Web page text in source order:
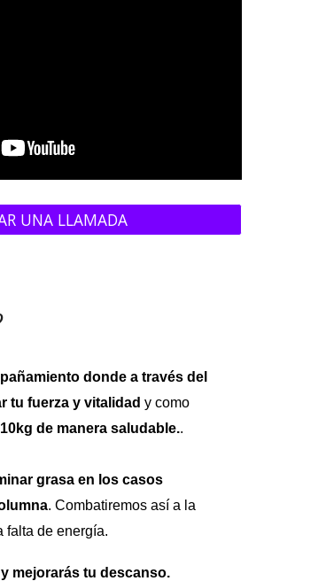
UNA LLAMADA
donde a través del
tu fuerza y vitalidad y como
de manera saludable..
grasa en los casos
. Combatiremos así a la
falta de energía.
mejorarás tu descanso.